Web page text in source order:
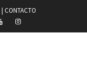
| CONTACTO